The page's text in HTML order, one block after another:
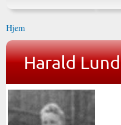
Hjem
Harald Lund